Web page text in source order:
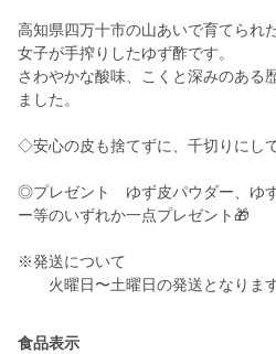
高知県四万十市の山あいで育てられ
女子が手搾りしたゆず酢です。
さわやかな酸味、こくと深みのある
ました。
◇安心の皮も捨てずに、千切りにし
◎プレゼント ゆず皮パウダー、ゆ
ー等のいずれか一点プレゼント🎁
※発送について
火曜日〜土曜日の発送となります
食品表示